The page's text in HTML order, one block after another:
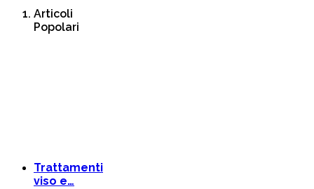
Articoli
Popolari
Trattamenti
viso e…